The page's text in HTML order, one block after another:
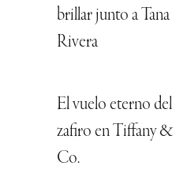
brillar junto a Tana
Rivera
El vuelo eterno del
zafiro en Tiffany &
Co.